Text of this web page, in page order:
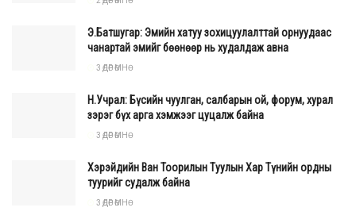
Энэ хуулиар Ерөнхийлөгч, УИХ-ын дарга, Монгол Улсын
Ерөнхий сайд, УИХ-ын гишүүн, сайд нар, аймаг,
нийслэлийн Засаг дарга болон түүний эхнэр, нөхөр,
хамтран амьдрагч, хүүхэд, хамаарал бүхий хүмүүс төрөөс
буй олон улсын байгууллагуудын төсөл хөтөлбөрөөс санхүүжих
хамрагдахыг тус албан тушаалыг эрхэлж буй
хугацаанд нь хориглосон. Эрхээ хязгаарлуулсан
улстөрчид энэ хуулийг тийм ч таатай хүлээж аваагүй.
Э.Батшугар: Эмийн хатуу зохицуулалттай орнуудаас
чанартай эмийг бөөнөөр нь худалдаж авна
3 ӨДӨР ӨМНӨ
Н.Учрал: Бүсийн чуулган, салбарын ой, форум, хурал
зэрэг бүх арга хэмжээг цуцалж байна
3 ӨДӨР ӨМНӨ
Хэрэйдийн Ван Тоорилын Туулын Хар Түнийн ордны
туурийг судалж байна
3 ӨДӨР ӨМНӨ